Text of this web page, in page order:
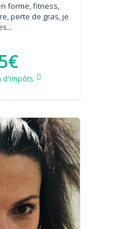
forme, fitness,
perte de gras, je
d'impôts